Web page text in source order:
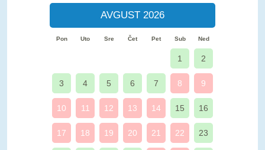
AVGUST 2026
Pon Uto Sre Čet Pet Sub Ned
1 2
3 4 5 6 7 8 9
10 11 12 13 14 15 16
17 18 19 20 21 22 23